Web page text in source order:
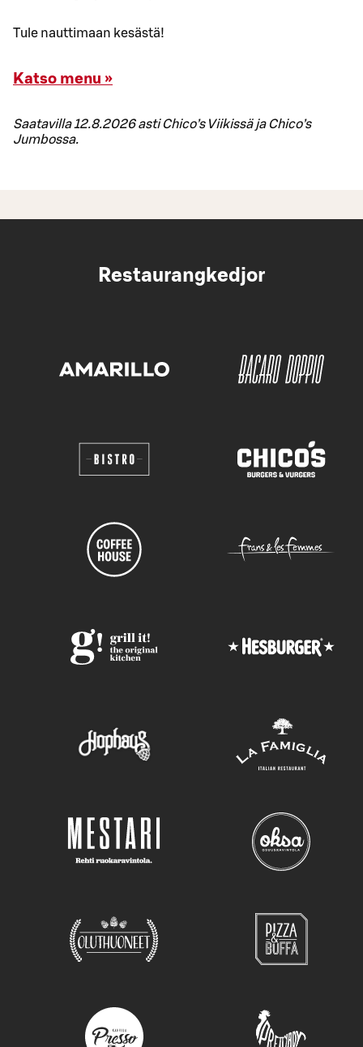
Tule nauttimaan kesästä!
Katso menu »
Saatavilla 12.8.2026 asti Chico’s Viikissä ja Chico’s
Jumbossa.
Restaurangkedjor